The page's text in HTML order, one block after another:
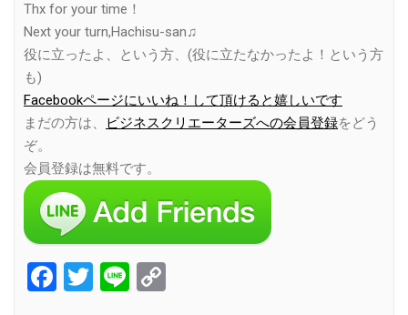
Thx for your time！
Next your turn,Hachisu-san♫
役に立ったよ、という方、(役に立たなかったよ！という方
も)
Facebookページにいいね！して頂けると嬉しいです
まだの方は、
ビジネスクリエーターズへの会員登録をどう
ぞ。
会員登録は無料です。
Facebook
Twitter
Line